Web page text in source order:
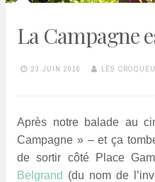
La Campagne
23 JUIN 2016 LES
Après notre balade au
Campagne » – et ça
de sortir côté Place
Belgrand (du nom de